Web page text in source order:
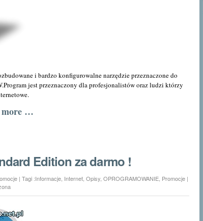
i bardzo konfigurowalne narzędzie przeznaczonedo
.Program jest przeznaczony dla profesjonalistów oraz ludzi którzy
more …
Edition za darmo !
| Tagi :Informacje Internet Opisy OPROGRAMOWANIE Promocje |